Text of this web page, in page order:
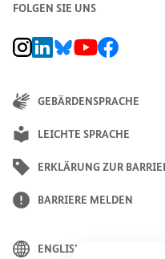
FOLGEN SIE UNS
BMZ Instagram-Kanal, Externer
BMZ LinkedIn
BMZ Bluesky-Seite,
BMZ Youtube-
BMZ
GEBÄRDENSPRACHE
LEICHTE SPRACHE
ERKLÄRUNG ZUR
BARRIERE MELDEN
ENGLISH